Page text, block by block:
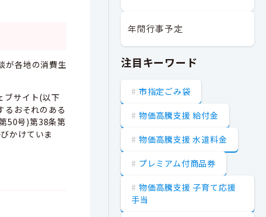
が各地の消費生
サイト(以下
るおそれのある
50号)第38条第
かけていま
年間行事予定
注目キーワード
市指定ごみ袋
物価高騰支援 給付金
物価高騰支援 水道料金
プレミアム付商品券
物価高騰支援 子育て応援
手当